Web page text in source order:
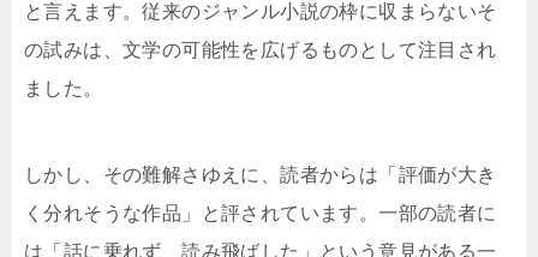
と言えます。従来のジャンル小説の枠に収まらないそ
の試みは、文学の可能性を広げるものとして注目され
ました。
しかし、その難解さゆえに、読者からは「評価が大き
く分れそうな作品」と評されています。一部の読者に
は「話に乗れず、読み飛ばした」という意見がある一